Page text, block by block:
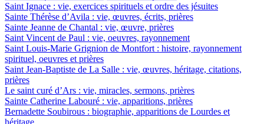
Saint Ignace : vie, exercices spirituels et ordre des jésuites
Sainte Thérèse d’Avila : vie, œuvres, écrits, prières
Sainte Jeanne de Chantal : vie, œuvre, prières
Saint Vincent de Paul : vie, oeuvres, rayonnement
Saint Louis-Marie Grignion de Montfort : histoire, rayonnement
spirituel, oeuvres et prières
Saint Jean-Baptiste de La Salle : vie, œuvres, héritage, citations,
prières
Le saint curé d’Ars : vie, miracles, sermons, prières
Sainte Catherine Labouré : vie, apparitions, prières
Bernadette Soubirous : biographie, apparitions de Lourdes et
héritage